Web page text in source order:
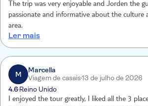
The trip was very enjoyable and Jorden the
passionate and informative about the culture
area.
Ler mais
M
Marcella
Viagem de casais13 de julho de 2026
4.6Reino Unido
I enjoyed the tour greatly, I liked all the 3